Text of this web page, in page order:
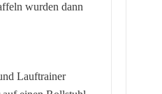
wurden dann
Lauftrainer